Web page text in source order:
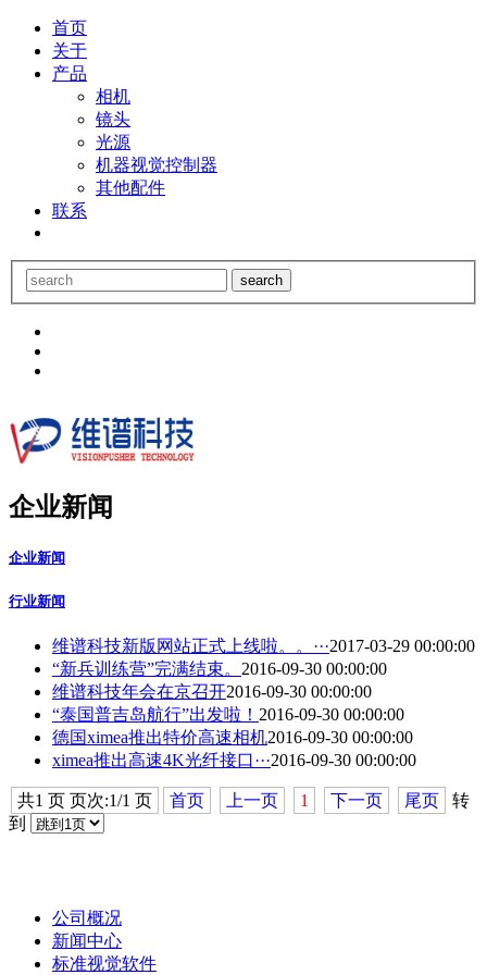
首页
关于
产品
相机
镜头
光源
机器视觉控制器
其他配件
联系
企业新闻
企业新闻
行业新闻
维谱科技新版网站正式上线啦。。···2017-03-29 00:00:00
“新兵训练营”完满结束。 2016-09-30 00:00:00
维谱科技年会在京召开2016-09-30 00:00:00
“泰国普吉岛航行”出发啦！ 2016-09-30 00:00:00
德国ximea推出特价高速相机2016-09-30 00:00:00
ximea推出高速4K光纤接口···2016-09-30 00:00:00
共1 页 页次:1/1 页 首页 上一页 1 下一页 尾页
转
到
公司概况
新闻中心
标准视觉软件